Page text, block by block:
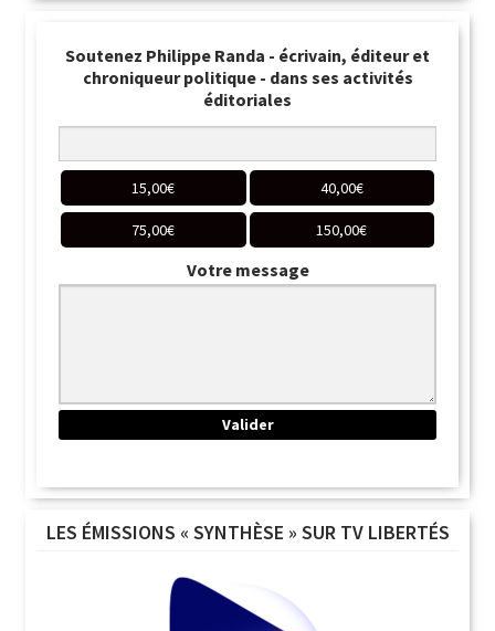
Soutenez Philippe Randa - écrivain, éditeur et
chroniqueur politique - dans ses activités
éditoriales
15,00€ 40,00€
75,00€ 150,00€
Votre message
LES ÉMISSIONS « SYNTHÈSE » SUR TV LIBERTÉS